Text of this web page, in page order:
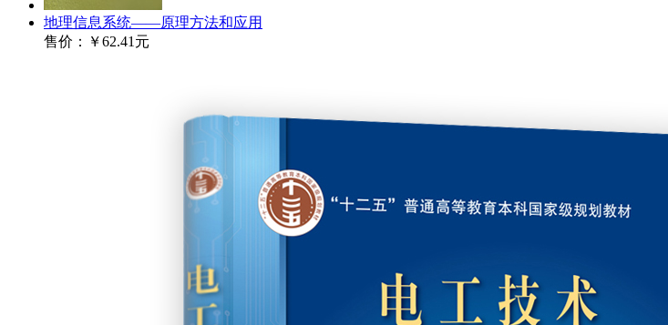
地理信息系统——原理方法和应用
售价：
￥62.41元